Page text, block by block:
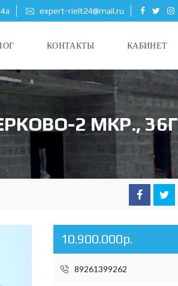
expert-rielt24@mail.ru
КОНТАКТЫ КАБИНЕТ
2 МКР., 36Г
10.900.000р.
89261399262